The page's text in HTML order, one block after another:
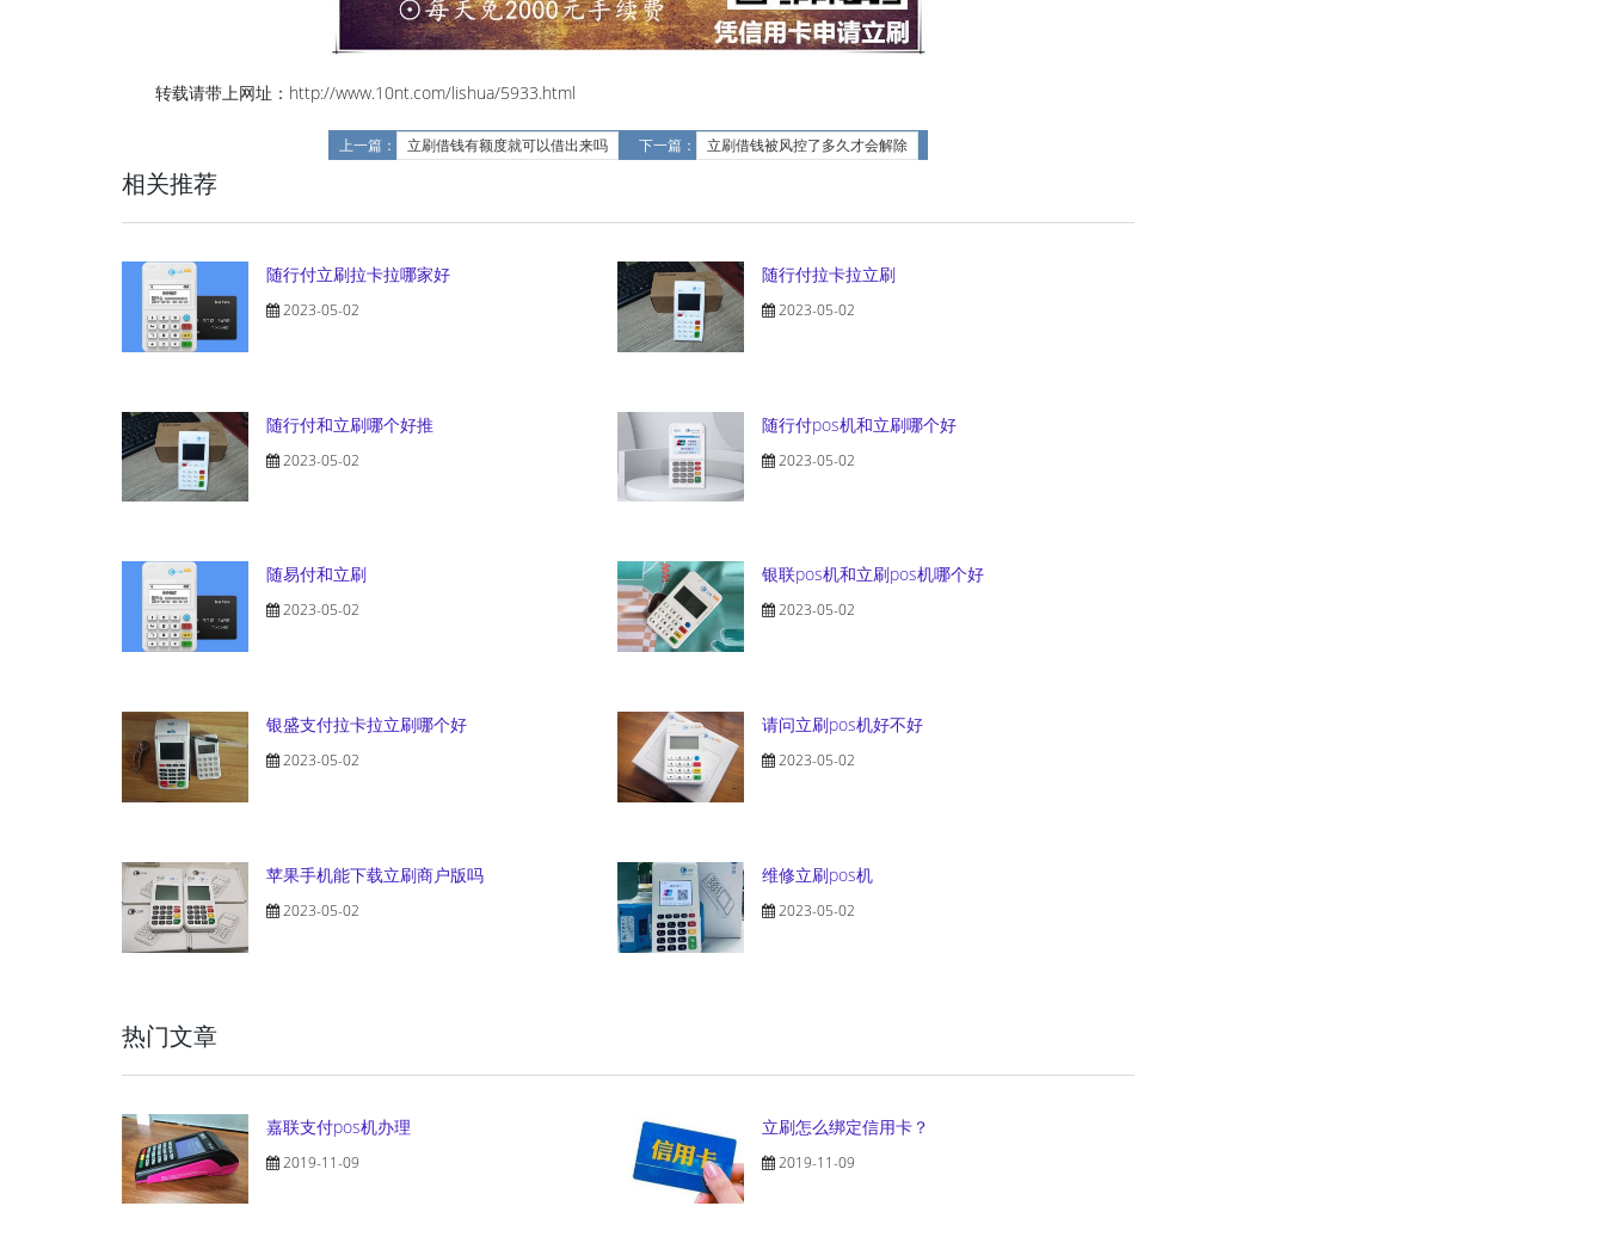
转载请带上网址：http://www.10nt.com/lishua/5933.html
上一篇： 立刷借钱有额度就可以借出来吗 下一篇： 立刷借钱被风控了多久才会解除
相关推荐
随行付立刷拉卡拉哪家好
2023-05-02
随行付拉卡拉立刷
2023-05-02
随行付和立刷哪个好推
2023-05-02
随行付pos机和立刷哪个好
2023-05-02
随易付和立刷
2023-05-02
银联pos机和立刷pos机哪个好
2023-05-02
银盛支付拉卡拉立刷哪个好
2023-05-02
请问立刷pos机好不好
2023-05-02
苹果手机能下载立刷商户版吗
2023-05-02
维修立刷pos机
2023-05-02
热门文章
嘉联支付pos机办理
2019-11-09
立刷怎么绑定信用卡？
2019-11-09